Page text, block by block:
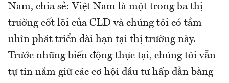
Nam, chia sẻ: Việt Nam là một trong ba thị
trường cốt lõi của CLD và chúng tôi có tầm
nhìn phát triển dài hạn tại thị trường này.
Trước những biến động thực tại, chúng tôi vẫn
tự tin nắm giữ các cơ hội đầu tư hấp dẫn bằng